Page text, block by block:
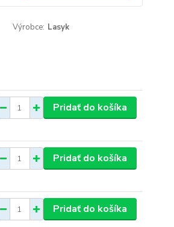
Výrobce: Lasyk
Pridať do košíka
Pridať do košíka
Pridať do košíka